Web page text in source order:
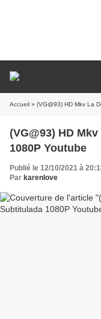
Accueil » (VG@93) HD Mkv La
(VG@93) HD
1080P Youtube
Publié le 12/10/2021 à
Par karenlove